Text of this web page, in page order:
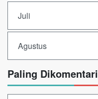
Juli
Agustus
Paling Dikomentari